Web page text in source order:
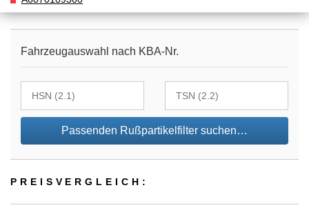
Fahrzeugauswahl nach KBA-Nr.
Passenden Rußpartikelfilter suchen…
PREIS­VER­GLEICH: